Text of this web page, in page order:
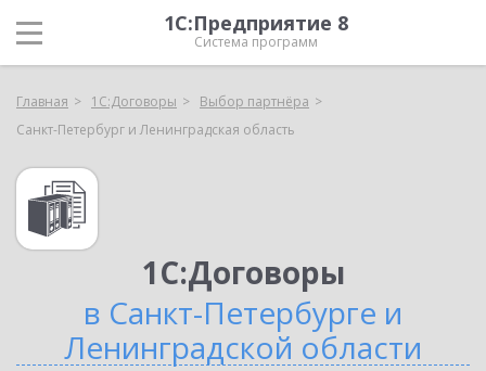
1С:Предприятие 8
Система программ
Главная 1С:Договоры
Выбор партнёра
Санкт-Петербург и Ленинградская область
1С:Договоры
в Санкт-Петербурге и
Ленинградской области